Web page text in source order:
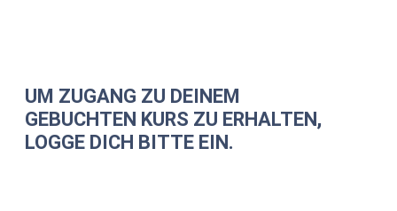
UM ZUGANG ZU DEINEM
GEBUCHTEN KURS ZU ERHALTEN,
LOGGE DICH BITTE EIN.